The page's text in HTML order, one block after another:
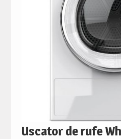
Uscator de rufe